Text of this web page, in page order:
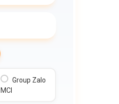
Group Zalo
MCI